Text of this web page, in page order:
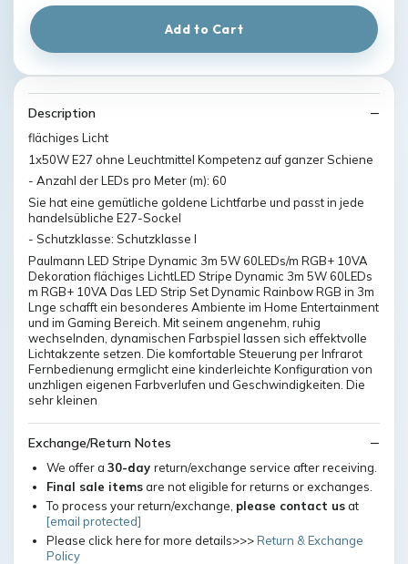
Add to Cart
Description
flächiges Licht
1x50W E27 ohne Leuchtmittel Kompetenz auf ganzer Schiene
- Anzahl der LEDs pro Meter (m): 60
Sie hat eine gemütliche goldene Lichtfarbe und passt in jede
handelsübliche E27-Sockel
- Schutzklasse: Schutzklasse I
Paulmann LED Stripe Dynamic 3m 5W 60LEDs/m RGB+ 10VA
Dekoration flächiges LichtLED Stripe Dynamic 3m 5W 60LEDs
m RGB+ 10VA Das LED Strip Set Dynamic Rainbow RGB in 3m
Lnge schafft ein besonderes Ambiente im Home Entertainment
und im Gaming Bereich. Mit seinem angenehm, ruhig
wechselnden, dynamischen Farbspiel lassen sich effektvolle
Lichtakzente setzen. Die komfortable Steuerung per Infrarot
Fernbedienung ermglicht eine kinderleichte Konfiguration von
unzhligen eigenen Farbverlufen und Geschwindigkeiten. Die
sehr kleinen
Exchange/Return Notes
We offer a 30-day return/exchange service after receiving.
Final sale itemsare not eligible for returns or exchanges.
To process your return/exchange, please contact usat
[email protected]
Please click here for more details>>>Return & Exchange
Policy